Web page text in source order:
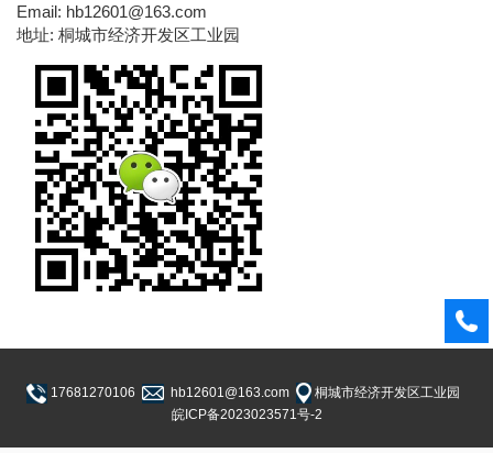
Email: hb12601@163.com
地址: 桐城市经济开发区工业园
17681270106 hb12601@163.com
桐城市经济开发区工业园
皖ICP备2023023571号-2